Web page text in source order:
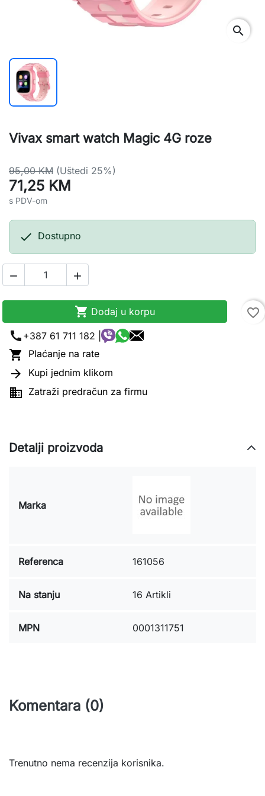
search
Vivax smart watch Magic 4G roze
95,00 KM (Uštedi 25%)
71,25 KM
s PDV-om
 Dostupno
 
 Dodaj u korpu
favorite_border
call +387 61 711 182 |
 Plaćanje na rate
 Kupi jednim klikom
 Zatraži predračun za firmu
Detalji proizvoda
Marka
Referenca 161056
Na stanju 16 Artikli
MPN 0001311751
Komentara (0)
Trenutno nema recenzija korisnika.